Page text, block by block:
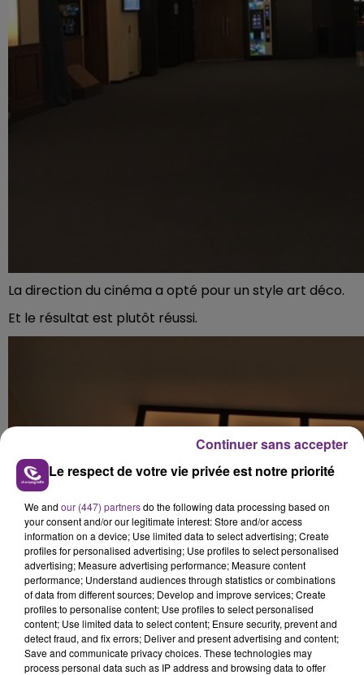
La direction du cinéma a opté pour un style art déco.
Et le résultat est plutôt réussi.
Le respect de votre vie privée est notre priorité
We and our (447) partnersdo the following data processing based on
your consent and/or our legitimate interest: Store and/or access
information on a device; Use limited data to select advertising; Create
profiles for personalised advertising; Use profiles to select personalised
advertising; Measure advertising performance; Measure content
performance; Understand audiences through statistics or combinations
of data from different sources; Develop and improve services; Create
profiles to personalise content; Use profiles to select personalised
content; Use limited data to select content; Ensure security, prevent and
detect fraud, and fix errors; Deliver and present advertising and content;
Save and communicate privacy choices. These technologies may
process personal data such as IP address and browsing data to offer
Continuer sans accepter